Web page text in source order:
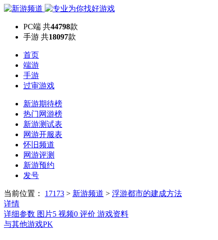
PC端 共44798款
手游 共18097款
首页
端游
手游
过审游戏
新游期待榜
热门网游榜
新游测试表
网游开服表
怀旧频道
网游评测
新游预约
发号
当前位置： 17173 > 新游频道 > 浮游都市的建成方法
详情
详细参数 图片5 视频0 评价 游戏资料
与其他游戏PK